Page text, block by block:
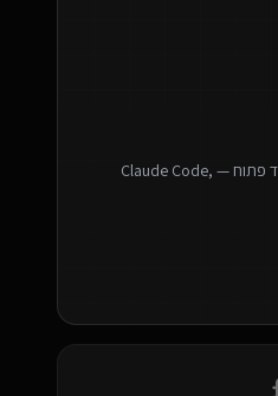
פיתוח מערכות פרודקשן בקוד פתוח — Claude Code,